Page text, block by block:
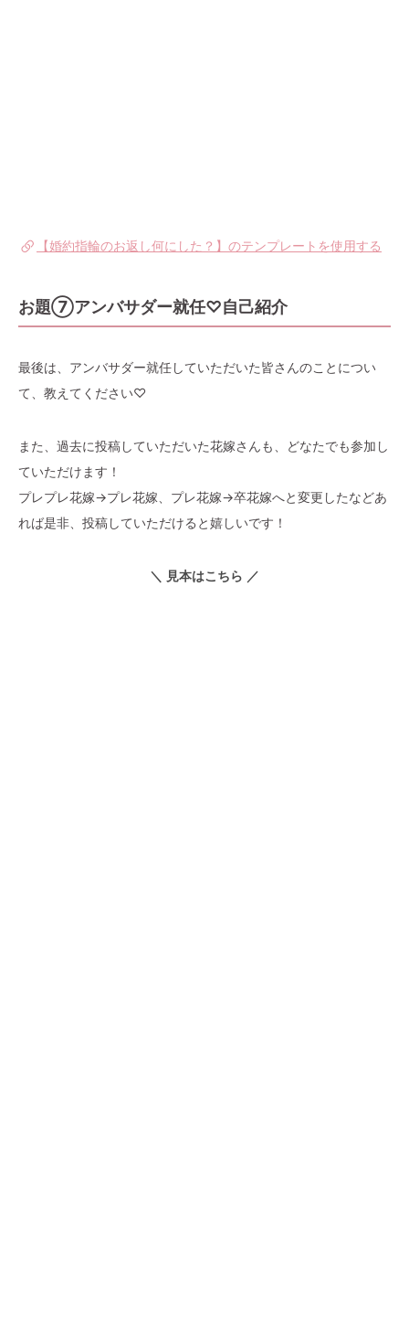
【婚約指輪のお返し何にした？】のテンプレートを使用する
お題⑦アンバサダー就任♡自己紹介
最後は、アンバサダー就任していただいた皆さんのことについ
て、教えてください♡
また、過去に投稿していただいた花嫁さんも、どなたでも参加し
ていただけます！
プレプレ花嫁→プレ花嫁、プレ花嫁→卒花嫁へと変更したなどあ
れば是非、投稿していただけると嬉しいです！
＼ 見本はこちら ／